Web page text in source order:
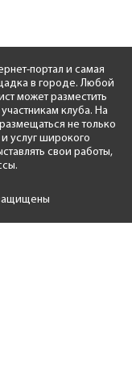
портал и самая
в городе. Любой
может разместить
клуба. На
не только
услуг широкого
свои работы,